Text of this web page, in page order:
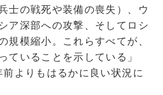
士の戦死や装備の喪失）、ウ
ア深部への攻撃、そしてロシ
規模縮小。これらすべてが、
ていることを示している」
前よりもはるかに良い状況に